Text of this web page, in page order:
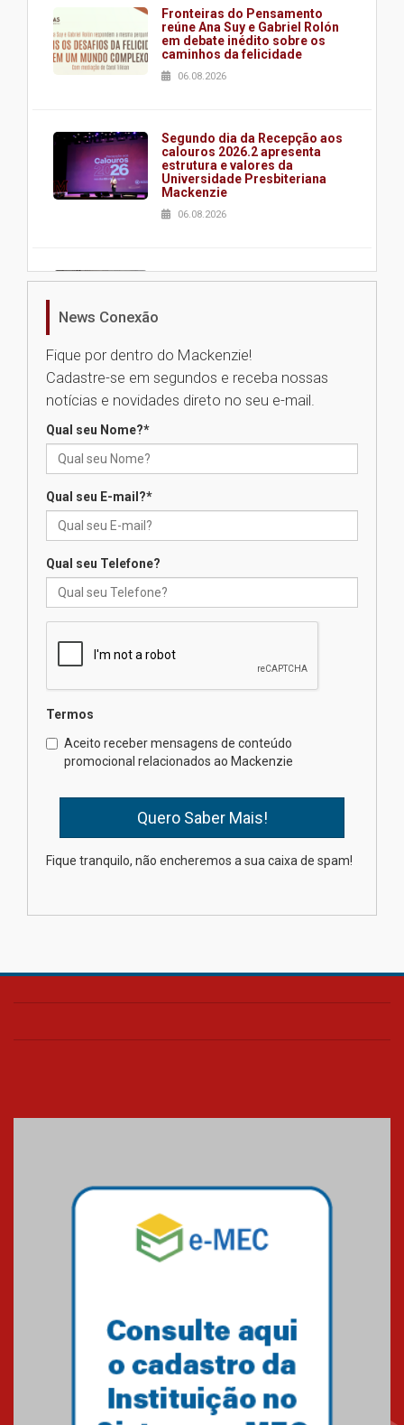
Fronteiras do Pensamento
reúne Ana Suy e Gabriel Rolón
em debate inédito sobre os
caminhos da felicidade
06.08.2026
Segundo dia da Recepção aos
calouros 2026.2 apresenta
estrutura e valores da
Universidade Presbiteriana
Mackenzie
06.08.2026
Nova apresentação do Centro
Universidade Mackenzie
realizará nova edição da Feira
das novas tecnologias em
calouros do segundo semestre
04.08.2026
Brasília prepara seus
estudantes para o PAS antes
mesmo do Ensino Médio
na educação dos filhos além da
News Conexão
Fique por dentro do Mackenzie!
Cadastre-se em segundos e receba nossas
notícias e novidades direto no seu e-mail.
Qual seu Nome?*
Qual seu E-mail?*
Qual seu Telefone?
Termos
Aceito receber mensagens de conteúdo
promocional relacionados ao Mackenzie
Fique tranquilo, não encheremos a sua caixa de spam!